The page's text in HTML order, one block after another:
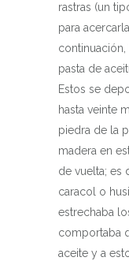
rastras (un
para
pasta de
Estos se
hasta veinte
piedra de la
madera en
de vuelta; es
caracol o
estrechaba
comportaba
aceite y a